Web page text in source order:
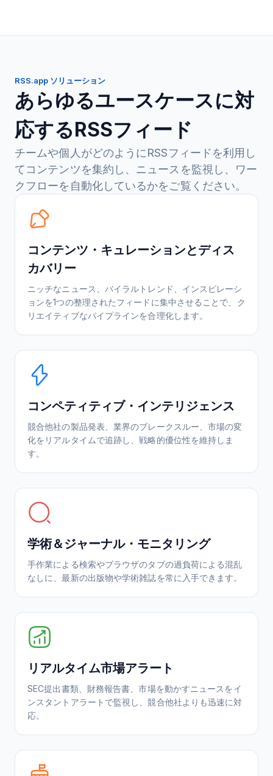
RSS.app ソリューション
あらゆるユースケースに対
応するRSSフィード
チームや個人がどのようにRSSフィードを利用し
てコンテンツを集約し、ニュースを監視し、ワー
クフローを自動化しているかをご覧ください。
コンテンツ・キュレーションとディス
カバリー
ニッチなニュース、バイラルトレンド、インスピレーシ
ョンを1つの整理されたフィードに集中させることで、ク
リエイティブなパイプラインを合理化します。
コンペティティブ・インテリジェンス
競合他社の製品発表、業界のブレークスルー、市場の変
化をリアルタイムで追跡し、戦略的優位性を維持しま
す。
学術＆ジャーナル・モニタリング
手作業による検索やブラウザのタブの過負荷による混乱
なしに、最新の出版物や学術雑誌を常に入手できます。
リアルタイム市場アラート
SEC提出書類、財務報告書、市場を動かすニュースをイ
ンスタントアラートで監視し、競合他社よりも迅速に対
応。